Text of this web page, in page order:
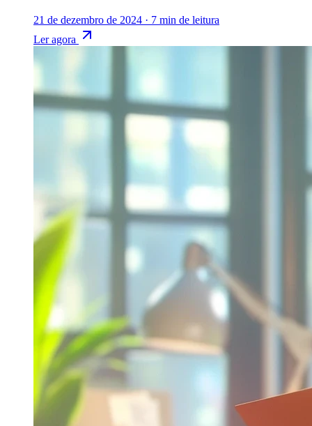
21 de dezembro de 2024 · 7 min de leitura
Ler agora